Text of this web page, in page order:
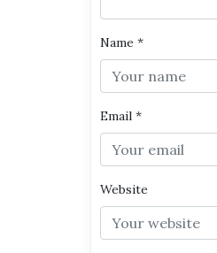
Name *
Email *
Website